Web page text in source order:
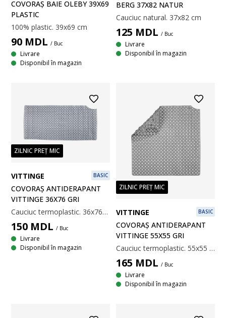
COVORAȘ BAIE OLEBY 39X69
PLASTIC
100% plastic. 39x69 cm
90 MDL / Buc
Livrare
Disponibil în magazin
BERG 37X82 NATUR
Cauciuc natural. 37x82 cm
125 MDL / Buc
Livrare
Disponibil în magazin
ZILNIC PREȚ MIC
VITTINGE BASIC
COVORAȘ ANTIDERAPANT
VITTINGE 36X76 GRI
Cauciuc termoplastic. 36x76cm
150 MDL / Buc
Livrare
Disponibil în magazin
ZILNIC PREȚ MIC
VITTINGE BASIC
COVORAȘ ANTIDERAPANT
VITTINGE 55X55 GRI
Cauciuc termoplastic. 55x55 cm
165 MDL / Buc
Livrare
Disponibil în magazin